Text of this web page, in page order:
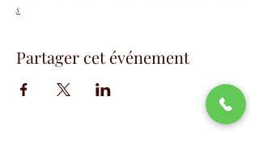
s
Partager cet événement